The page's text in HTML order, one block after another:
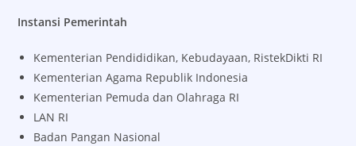
Instansi Pemerintah
Kementerian Pendididikan, Kebudayaan, RistekDikti RI
Kementerian Agama Republik Indonesia
Kementerian Pemuda dan Olahraga RI
LAN RI
Badan Pangan Nasional